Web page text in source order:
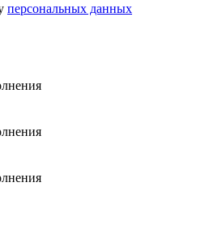
персональных данных